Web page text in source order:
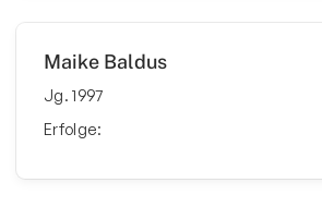
Maike Baldus
Jg. 1997
Erfolge:
Schwimmen